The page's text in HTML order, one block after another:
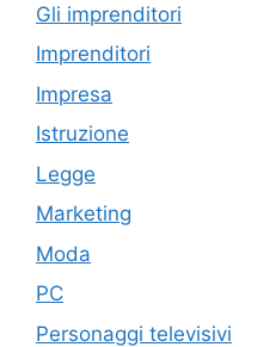
Gli imprenditori
Imprenditori
Impresa
Istruzione
Legge
Marketing
Moda
PC
Personaggi televisivi